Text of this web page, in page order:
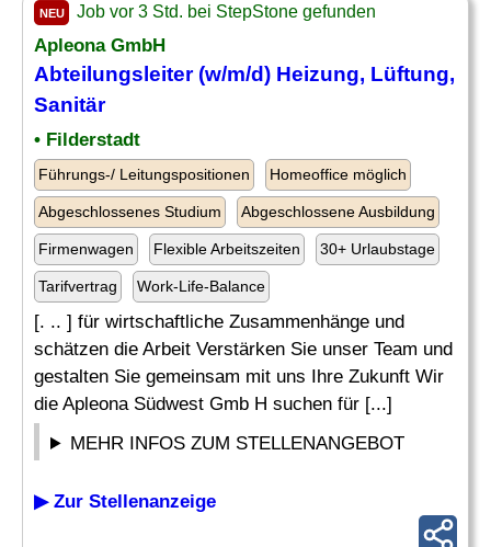
NEU Job vor 3 Std. bei StepStone gefunden
Apleona GmbH
Abteilungsleiter(w/m/d) Heizung, Lüftung,
Sanitär
• Filderstadt
Führungs-/ Leitungspositionen Homeoffice möglich
Abgeschlossenes Studium Abgeschlossene Ausbildung
Firmenwagen Flexible Arbeitszeiten 30+ Urlaubstage
Tarifvertrag Work-Life-Balance
[. .. ] für wirtschaftliche Zusammenhänge und
schätzen die Arbeit Verstärken Sie unser Team und
gestalten Sie gemeinsam mit uns Ihre Zukunft Wir
die Apleona Südwest Gmb H suchen für [...]
MEHR INFOS ZUM STELLENANGEBOT
▶ Zur Stellenanzeige